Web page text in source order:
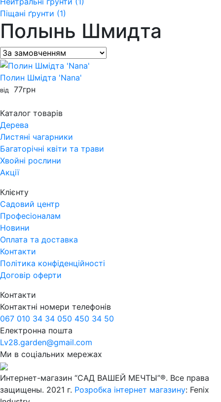
Піщані ґрунти (1)
Полынь Шмидта
Полин Шмідта 'Nana'
від 77грн
Каталог товарів
Дерева
Листяні чагарники
Багаторічні квіти та трави
Хвойні рослини
Акції
Клієнту
Садовий центр
Професіоналам
Новини
Оплата та доставка
Контакти
Політика конфіденційності
Договір оферти
Контакти
Контактні номери телефонів
067 010 34 34 050 450 34 50
Електронна пошта
Lv28.garden@gmail.com
Ми в соціальних мережах
Интернет-магазин “САД ВАШЕЙ МЕЧТЫ”®. Все права
защищены. 2021 г. Розробка інтернет магазину: Fenix